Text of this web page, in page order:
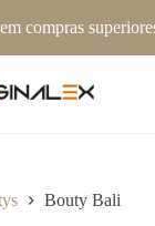
compras
Bouty Bali